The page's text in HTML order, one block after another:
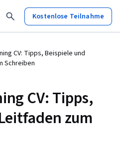
Kostenlose Teilnahme
CV: Tipps, Beispiele und
Schreiben
CV: Tipps,
zum